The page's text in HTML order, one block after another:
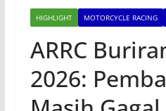
HIGHLIGHT MOTORCYCLE RACING
ARRC
2026: